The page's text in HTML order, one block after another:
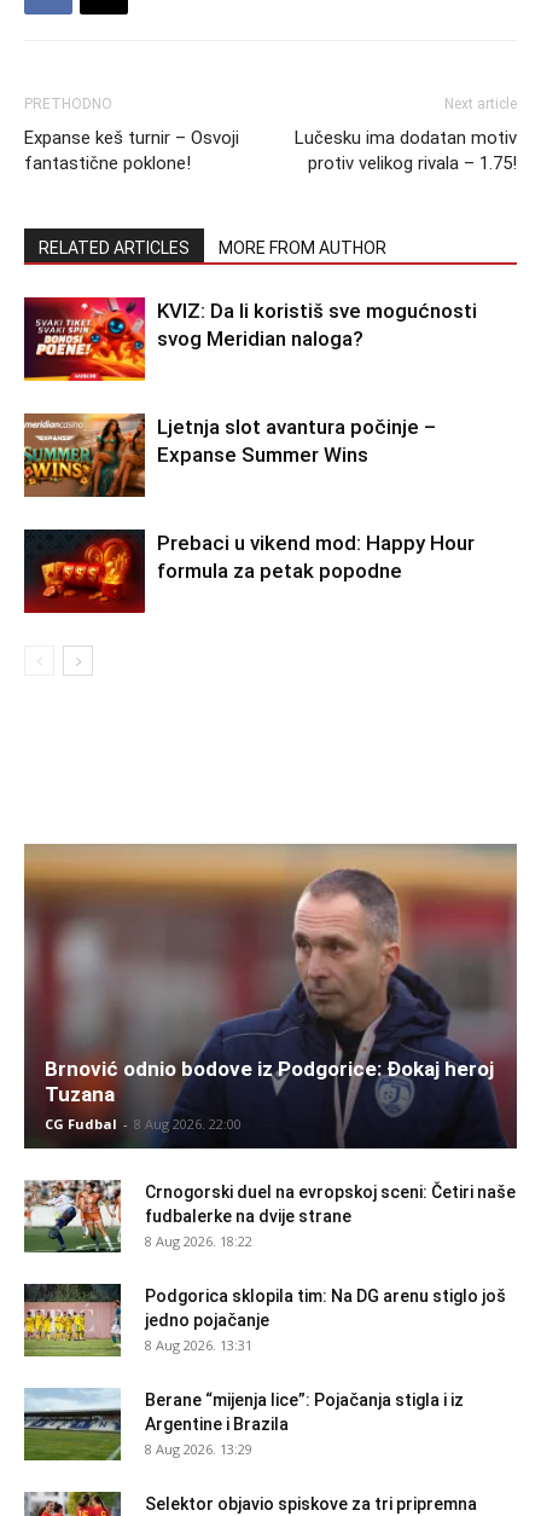
PRETHODNO
Expanse keš turnir – Osvoji
fantastične poklone!
Next article
Lučesku ima dodatan motiv
protiv velikog rivala – 1.75!
RELATED ARTICLES MORE FROM AUTHOR
KVIZ: Da li koristiš sve mogućnosti
svog Meridian naloga?
Ljetnja slot avantura počinje –
Expanse Summer Wins
Prebaci u vikend mod: Happy Hour
formula za petak popodne
Brnović odnio bodove iz Podgorice: Đokaj heroj
Tuzana
CG Fudbal - 8 Aug 2026. 22:00
Crnogorski duel na evropskoj sceni: Četiri naše
fudbalerke na dvije strane
8 Aug 2026. 18:22
Podgorica sklopila tim: Na DG arenu stiglo još
jedno pojačanje
8 Aug 2026. 13:31
Berane “mijenja lice”: Pojačanja stigla i iz
Argentine i Brazila
8 Aug 2026. 13:29
Selektor objavio spiskove za tri pripremna